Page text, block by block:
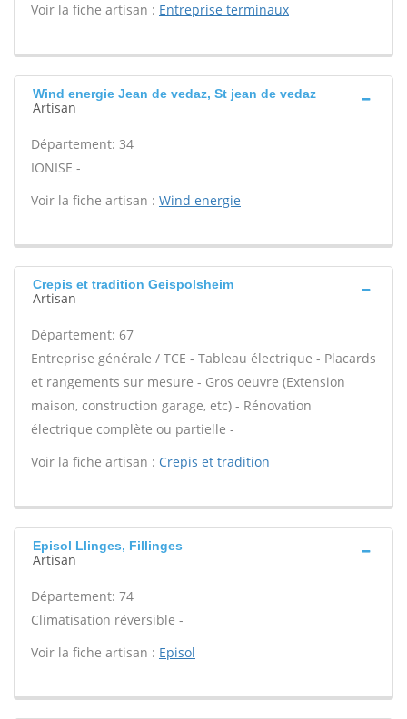
Voir la fiche artisan : Entreprise terminaux
Wind energie Jean de vedaz, St jean de vedaz
Artisan
Département: 34
IONISE -
Voir la fiche artisan : Wind energie
Crepis et tradition Geispolsheim
Artisan
Département: 67
Entreprise générale / TCE - Tableau électrique - Placards
et rangements sur mesure - Gros oeuvre (Extension
maison, construction garage, etc) - Rénovation
électrique complète ou partielle -
Voir la fiche artisan : Crepis et tradition
Episol Llinges, Fillinges
Artisan
Département: 74
Climatisation réversible -
Voir la fiche artisan : Episol